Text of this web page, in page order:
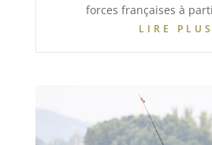
forces françaises à
LIRE PLUS